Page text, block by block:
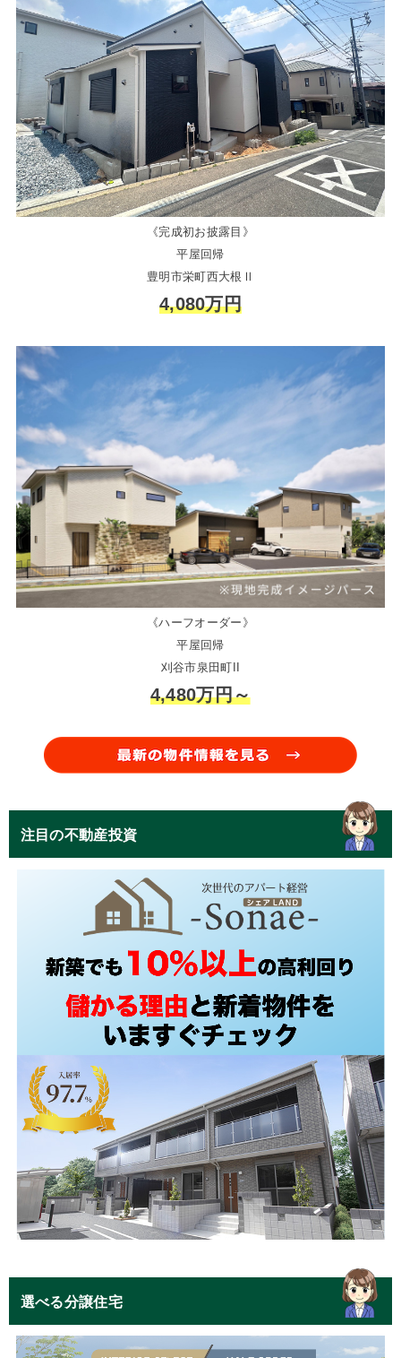
《完成初お披露目》
平屋回帰
豊明市栄町西大根Ⅱ
4,080万円
《ハーフオーダー》
平屋回帰
刈谷市泉田町II
4,480万円～
注目の不動産投資
選べる分譲住宅